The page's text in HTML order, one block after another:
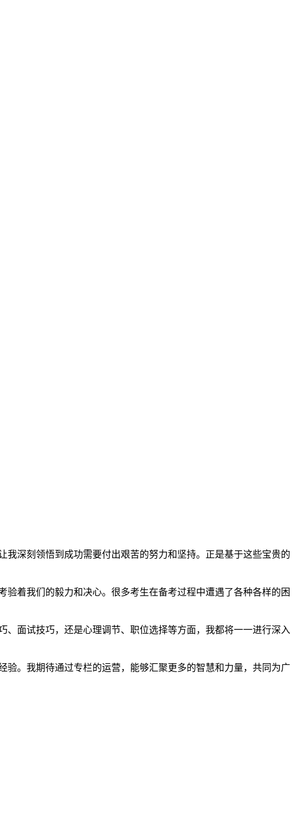
深刻领悟到成功需要付出艰苦的努力和坚持。正是基于这些宝贵的
着我们的毅力和决心。很多考生在备考过程中遭遇了各种各样的困
面试技巧，还是心理调节、职位选择等方面，我都将一一进行深入
。我期待通过专栏的运营，能够汇聚更多的智慧和力量，共同为广